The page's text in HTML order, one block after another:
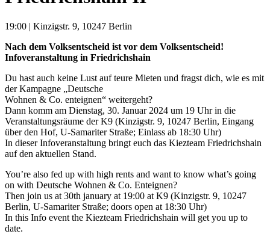
19:00 | Kinzigstr. 9, 10247 Berlin
Nach dem Volksentscheid ist vor dem Volksentscheid!
Infoveranstaltung in Friedrichshain
Du hast auch keine Lust auf teure Mieten und fragst dich, wie es mit
der Kampagne „Deutsche
Wohnen & Co. enteignen“ weitergeht?
Dann komm am Dienstag, 30. Januar 2024 um 19 Uhr in die
Veranstaltungsräume der K9 (Kinzigstr. 9, 10247 Berlin, Eingang
über den Hof, U-Samariter Straße; Einlass ab 18:30 Uhr)
In dieser Infoveranstaltung bringt euch das Kiezteam Friedrichshain
auf den aktuellen Stand.
You’re also fed up with high rents and want to know what’s going
on with Deutsche Wohnen & Co. Enteignen?
Then join us at 30th january at 19:00 at K9 (Kinzigstr. 9, 10247
Berlin, U-Samariter Straße; doors open at 18:30 Uhr)
In this Info event the Kiezteam Friedrichshain will get you up to
date.